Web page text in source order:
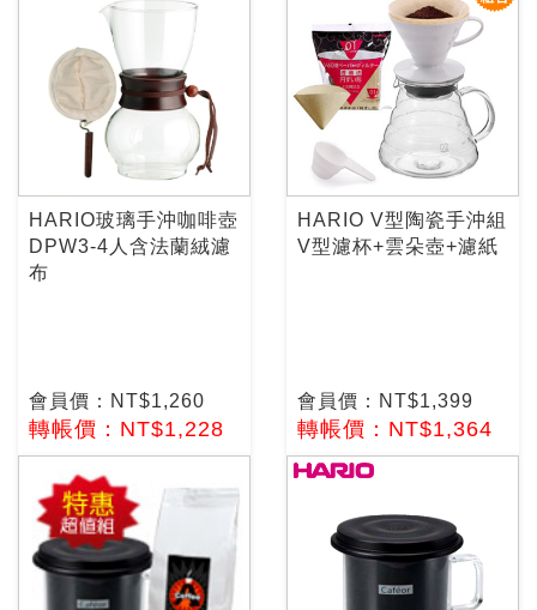
o
n
HARIO玻璃手沖咖啡壺
DPW3-4人含法蘭絨濾
布
會員價：NT$1,260
轉帳價：NT$1,228
HARIO V型陶瓷手沖組
V型濾杯+雲朵壺+濾紙
會員價：NT$1,399
轉帳價：NT$1,364